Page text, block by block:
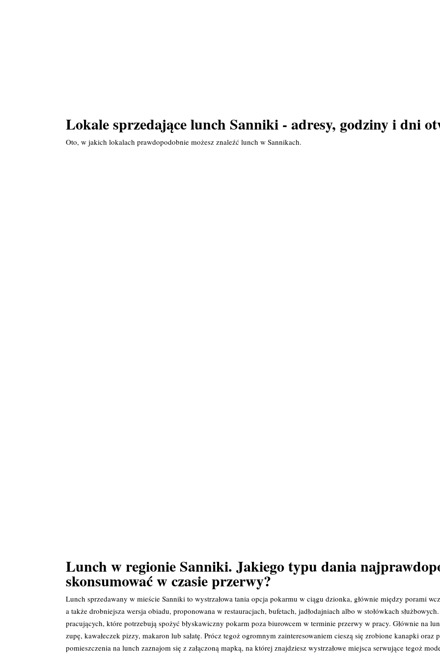
Lokale sprzedające lunch Sanniki - adresy, godziny i dni
Oto, w jakich lokalach prawdopodobnie możesz znaleźć lunch w Sannikach.
Lunch w regionie Sanniki. Jakiego typu dania
skonsumować w czasie przerwy?
Lunch sprzedawany w mieście Sanniki to wystrzałowa tania opcja pokarmu w ciągu dzionka, głównie między porami
a także drobniejsza wersja obiadu, proponowana w restauracjach, bufetach, jadłodajniach albo w stołówkach
pracujących, które potrzebują spożyć błyskawiczny pokarm poza biurowcem w terminie przerwy w pracy. Głównie na
zupę, kawałeczek pizzy, makaron lub sałatę. Prócz tegoż ogromnym zainteresowaniem cieszą się zrobione kanapki oraz
pomieszczenia na lunch zaznajom się z załączoną mapką, na której znajdziesz wystrzałowe miejsca serwujące tegoż